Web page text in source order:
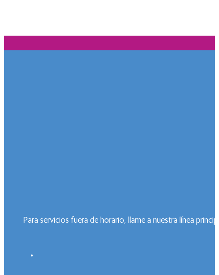
Para servicios fuera de horario, llame a nuestra línea